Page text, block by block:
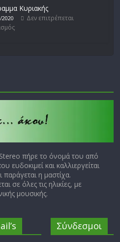
Κυριακής
2020
Δεν επιτρέπεται
πήρε το όνομά του από
ευδοκιμεί και καλλιεργείται
η μαστίχα.
σε όλες τις ηλικίες, με
μουσικής.
Σύνδεσμοι